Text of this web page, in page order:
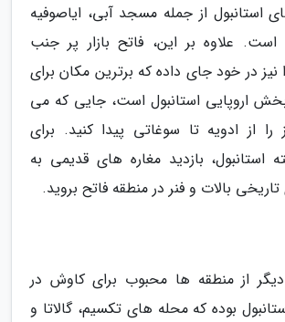
استانبول از جمله مسجد آبی، ایاصوفیه
علاوه بر این، فاتح بازار پر جنب
نیز در خود جای داده که برترین مکان برای
اروپایی استانبول است، جایی که می
را از ادویه تا سوغاتی پیدا کنید. برای
استانبول، بازدید مغاره های قدیمی به
بالات و فنر در منطقه فاتح بروید.
از منطقه ها محبوب برای کاوش در
بوده که محله های تکسیم، گالاتا و